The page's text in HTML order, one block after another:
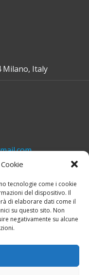
tecnologie come i cookie
del dispositivo. Il
di elaborare dati come il
su questo sito. Non
negativamente su alcune
Milano, Italy